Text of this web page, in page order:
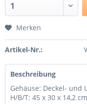
Merken
Artikel-Nr.:
Beschreibung
Gehäuse: Deckel- und
H/B/T: 45 x 30 x 14,2